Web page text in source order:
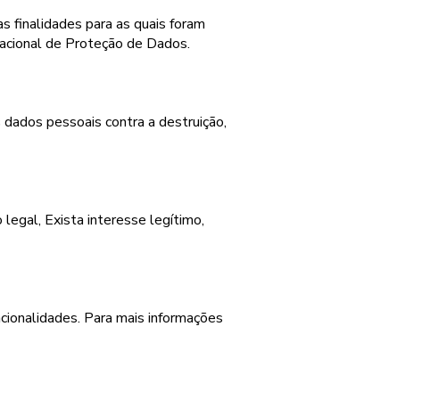
finalidades para as quais foram
de Proteção de Dados.
pessoais contra a destruição,
legal, Exista interesse legítimo,
Para mais informações